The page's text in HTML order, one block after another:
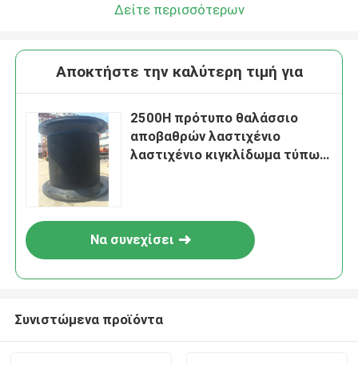
Δείτε περισσότερων
Αποκτήστε την καλύτερη τιμή για
2500H πρότυπο θαλάσσιο
αποβαθρών λαστιχένιο
λαστιχένιο κιγκλίδωμα τύπων
Να συνεχίσει
Συνιστώμενα προϊόντα